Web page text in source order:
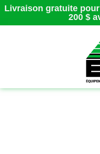
Livraison gratuite
200 $